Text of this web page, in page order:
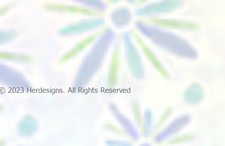
2023 Herdesigns. All Rights Reserved